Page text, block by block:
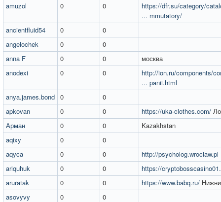
amuzol
0 0
https://dfr.su/category/
... mmutatory/
ancientfluid54
0
0
angelochek
0
0
anna F
0 0
москва
anodexi
0 0
http://ion.ru/components/
... panii.html
anya.james.bond 0
0
apkovan
0 0 https://uka-clothes.com/
Арман
0 0
Kazakhstan
aqixy
0
0
aqyca
0 0 http://psycholog.wroclaw.pl
ariquhuk
0 0
https://
aruratak
0 0 https://www.babq.ru/
asovyvy
0
0